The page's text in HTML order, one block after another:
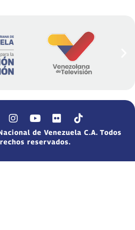
de Venezuela C.A. Todos
reservados.